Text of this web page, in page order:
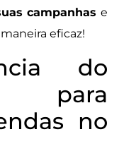
campanhas e
eficaz!
do
para
no